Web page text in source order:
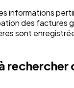
informations
des factures
sont